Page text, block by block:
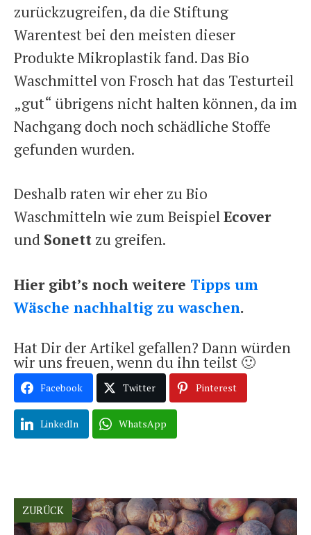
zurückzugreifen, da die Stiftung
Warentest bei den meisten dieser
Produkte Mikroplastik fand. Das Bio
Waschmittel von Frosch hat das Testurteil
„gut“ übrigens nicht halten können, da im
Nachgang doch noch schädliche Stoffe
gefunden wurden.
Deshalb raten wir eher zu Bio
Waschmitteln wie zum BeispielEcover
und Sonett zu greifen.
Hier gibt’s noch weitere Tipps um
Wäsche nachhaltig zu waschen.
Hat Dir der Artikel gefallen? Dann würden
wir uns freuen, wenn du ihn teilst 🙂
Facebook Twitter Pinterest
LinkedIn WhatsApp
ZURÜCK